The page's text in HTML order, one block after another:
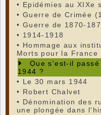
• Epidémies au XIXe
• Guerre de Crimée
• Guerre de 1870-
• 1914-1918
• Hommage aux
Morts pour la France
Que s'est-il
1944 ?
• Le 30 mars 1944
• Robert Chalvet
• Dénomination des
une plongée dans